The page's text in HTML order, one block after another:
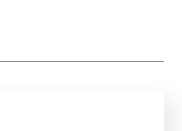
検索する